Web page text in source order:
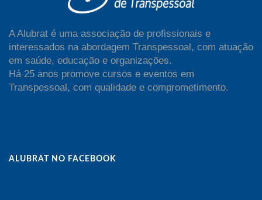
A Alubrat é uma associação de profissionais e
interessados na abordagem Transpessoal, com atuação
em saúde, educação e organizações.
Há 25 anos promove cursos e eventos em
Transpessoal, com qualidade e comprometimento.
ALUBRAT NO FACEBOOK